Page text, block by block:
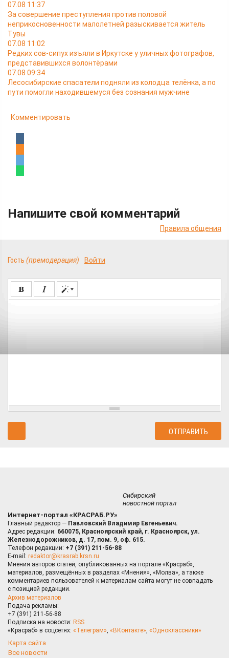
07.08 11:37
За совершение преступления против половой
неприкосновенности малолетней разыскивается житель
Тувы
07.08 11:02
Редких сов-сипух изъяли в Иркутске у уличных фотографов,
представившихся волонтёрами
07.08 09:34
Лесосибирские спасатели подняли из колодца телёнка, а по
пути помогли находившемуся без сознания мужчине
Комментировать
Напишите свой комментарий
Правила общения
Гость (премодерация) Войти
Сибирский
новостной портал
Интернет-портал «КРАСРАБ.РУ»
Главный редактор — Павловский Владимир Евгеньевич.
Адрес редакции: 660075, Красноярский край, г. Красноярск, ул.
Железнодорожников, д. 17, пом. 9, оф. 615.
Телефон редакции: +7 (391) 211-56-88
E-mail: redaktor@krasrab.krsn.ru
Мнения авторов статей, опубликованных на портале «Красраб»,
материалов, размещённых в разделах «Мнения», «Молва», а также
комментариев пользователей к материалам сайта могут не совпадать
с позицией редакции.
Архив материалов
Подача рекламы:
+7 (391) 211-56-88
Подписка на новости: RSS
«Красраб» в соцсетях: «Телеграм», «ВКонтакте», «Одноклассники»
Карта сайта
Все новости